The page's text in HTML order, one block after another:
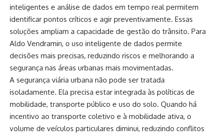
inteligentes e análise de dados em tempo real permitem
identificar pontos críticos e agir preventivamente. Essas
soluções ampliam a capacidade de gestão do trânsito. Para
Aldo Vendramin, o uso inteligente de dados permite
decisões mais precisas, reduzindo riscos e melhorando a
segurança nas áreas urbanas mais movimentadas.
A segurança viária urbana não pode ser tratada
isoladamente. Ela precisa estar integrada às políticas de
mobilidade, transporte público e uso do solo. Quando há
incentivo ao transporte coletivo e à mobilidade ativa, o
volume de veículos particulares diminui, reduzindo conflitos